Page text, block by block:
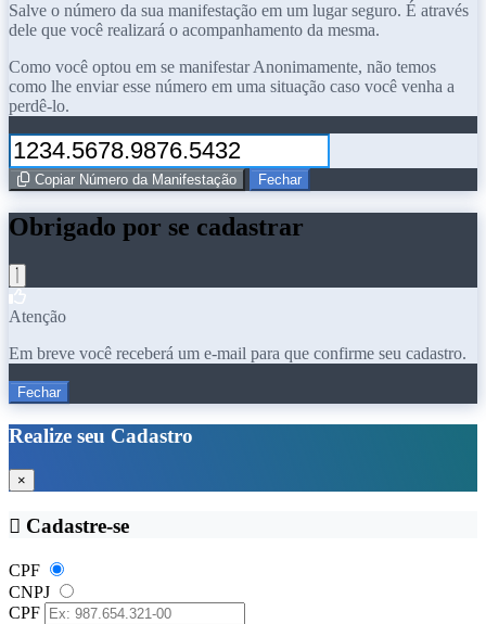
Salve o número da sua manifestação em um lugar seguro. É através
dele que você realizará o acompanhamento da mesma.
Como você optou em se manifestar Anonimamente, não temos
como lhe enviar esse número em uma situação caso você venha a
perdê-lo.
Copiar Número da Manifestação Fechar
Obrigado por se cadastrar
Atenção
Em breve você receberá um e-mail para que confirme seu cadastro.
Fechar
Realize seu Cadastro
×
Cadastre-se
CPF
CNPJ
CPF